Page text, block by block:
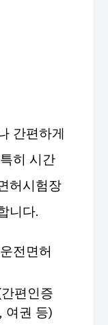
간편하게
히 시간
허시험장
니다.
전면허
편인증
여권 등)